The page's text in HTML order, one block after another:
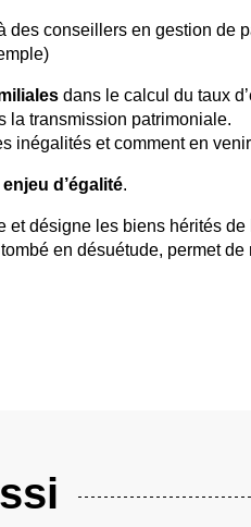
des conseillers en gestion de
dans le calcul du taux
la transmission patrimoniale.
inégalités et comment en
d’égalité.
et désigne les biens hérités de
en désuétude, permet de